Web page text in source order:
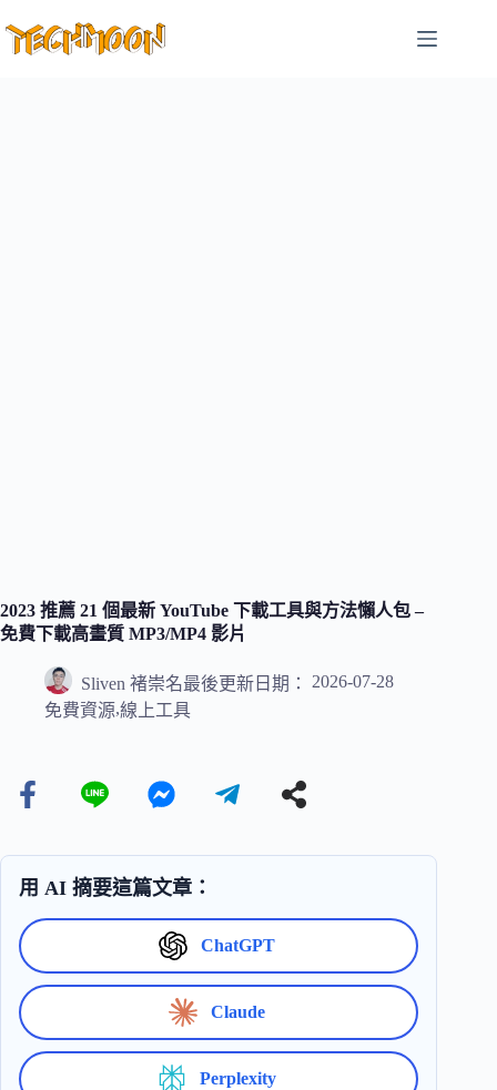
至
2023 推薦 21 個最新 YouTube 下載工具與方法懶人包 –
免費下載高畫質 MP3/MP4 影片
Sliven 褚崇名最後更新日期：
2026-07-28
免費資源,線上工具
用 AI 摘要這篇文章：
ChatGPT
Claude
Perplexity